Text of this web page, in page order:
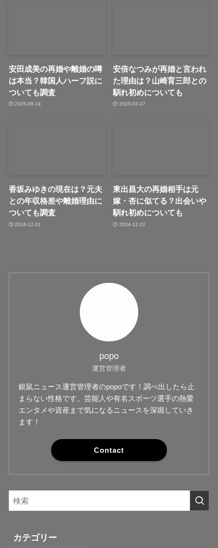
安田成美の再婚や離婚の噂
は本当？韓国人ハーフ説に
ついても調査
2025-08-14
安倍なつみが再婚と言われ
た理由は？山崎育三郎との
馴れ初めについても
2025-03-27
香坂みゆきの現在は？元夫
との年収格差や離婚理由に
ついても調査
2024-12-31
東出昌大の再婚相手は元
嫁・杏に似てる？出会いや
馴れ初めについても
2024-12-22
popo
運営管理者
銀鼠ニュース運営管理者のpopoです！調べ出したら止
まらない性格です。芸能人や有名スポーツ選手の熱愛
エンタメや資産まで気になるニュースを深堀していき
ます！
Contact
カテゴリー